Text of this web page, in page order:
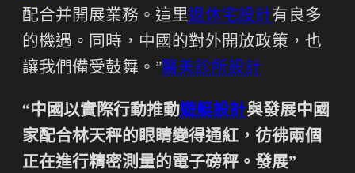
配合并開展業務。這里退休宅設計有良多
的機遇。同時，中國的對外開放政策，也
讓我們備受鼓舞。”醫美診所設計
“中國以實際行動推動遊艇設計與發展中國
家配合林天秤的眼睛變得通紅，彷彿兩個
正在進行精密測量的電子磅秤。發展”